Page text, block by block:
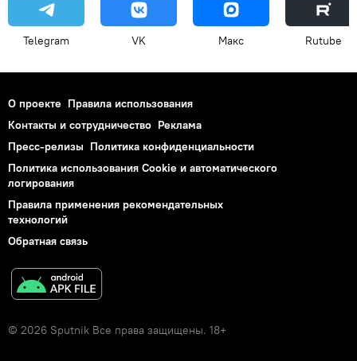
Telegram VK Макс Rutube
О проекте Правила использования
Контакты и сотрудничество Реклама
Пресс-релизы Политика конфиденциальности
Политика использования Cookie и автоматического
логирования
Правила применения рекомендательных
технологий
Обратная связь
© 2026 Sputnik Все права защищены. 18+